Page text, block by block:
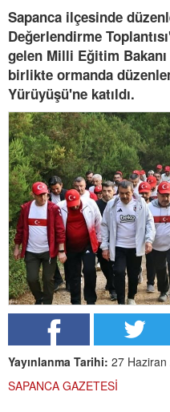
Sapanca ilçesinde
Değerlendirme
gelen Milli Eğitim
birlikte ormanda
Yürüyüşü'ne katıldı.
Yayınlanma Tarihi: 27
SAPANCA GAZETESİ